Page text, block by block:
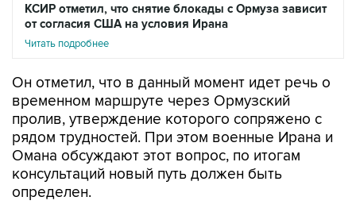
КСИР отметил, что снятие блокады с Ормуза зависит
от согласия США на условия Ирана
Читать подробнее
Он отметил, что в данный момент идет речь о
временном маршруте через Ормузский
пролив, утверждение которого сопряжено с
рядом трудностей. При этом военные Ирана и
Омана обсуждают этот вопрос, по итогам
консультаций новый путь должен быть
определен.